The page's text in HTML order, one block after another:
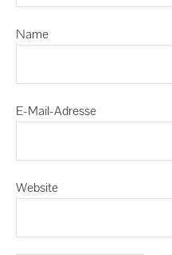
Name
E-Mail-Adresse
Website